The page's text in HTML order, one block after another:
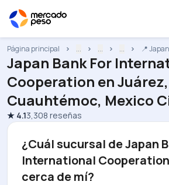
Página principal ... ... ... 📍
Japan Bank For
Cooperation enJuárez,
Cuauhtémoc, Mexico
★ 4.13,308 reseñas
¿Cuál sucursal de Japan
International
cerca de mí?